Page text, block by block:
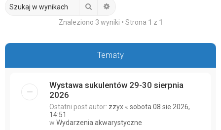
Szukaj
Znaleziono 3 wyniki • Strona 1 z 1
Tematy
Wystawa sukulentów 29-30 sierpnia
2026
Ostatni post autor: zzyx « sobota 08 sie 2026,
14:51
w Wydarzenia akwarystyczne